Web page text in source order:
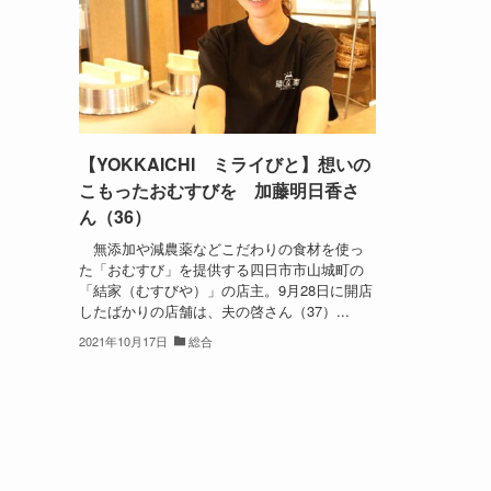
【YOKKAICHI ミライびと】想いの
こもったおむすびを 加藤明日香さ
ん（36）
無添加や減農薬などこだわりの食材を使っ
た「おむすび」を提供する四日市市山城町の
「結家（むすびや）」の店主。9月28日に開店
したばかりの店舗は、夫の啓さん（37）...
2021年10月17日 総合